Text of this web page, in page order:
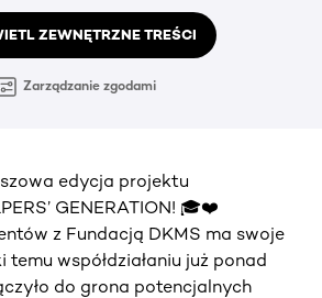
ZEWNĘTRZNE TREŚCI
Zarządzanie zgodami
edycja projektu
GENERATION! 🎓❤️
z Fundacją DKMS ma swoje
temu współdziałaniu już ponad
do grona potencjalnych